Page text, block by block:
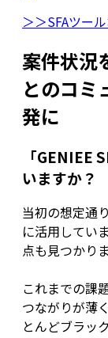
＞＞SFAツー
案件状況
とのコミ
発に
「GENIEE
いますか？
当初の想定通
に活用してい
点も見つかり
これまでの課
つながりが薄
とんどブラッ